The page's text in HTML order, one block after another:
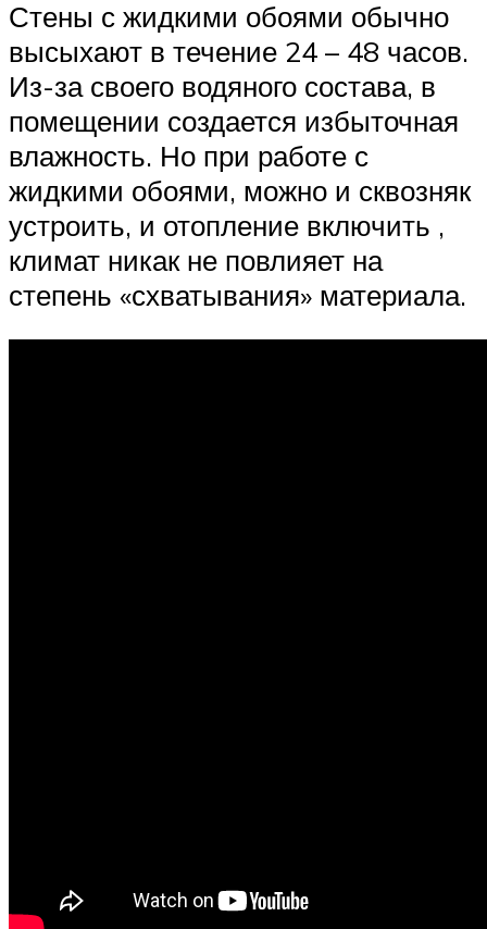
Стены с жидкими обоями обычно
высыхают в течение 24 – 48 часов.
Из-за своего водяного состава, в
помещении создается избыточная
влажность. Но при работе с
жидкими обоями, можно и сквозняк
устроить, и отопление включить ,
климат никак не повлияет на
степень «схватывания» материала.